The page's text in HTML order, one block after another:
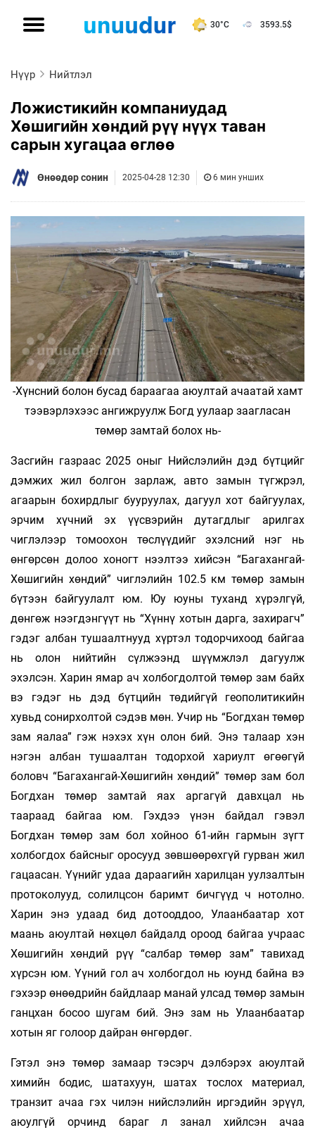
30°C 3593.5$
Нүүр Нийтлэл
Ложистикийн компаниудад
Хөшигийн хөндий рүү нүүх таван
сарын хугацаа өглөө
Өнөөдөр сонин 2025-04-28 12:30 6 мин унших
-Хүнсний болон бусад бараагаа аюултай ачаатай хамт
тээвэрлэхээс ангижруулж Богд уулаар заагласан
төмөр замтай болох нь-
Засгийн газраас 2025 оныг Нийслэлийн дэд бүтцийг
дэмжих жил болгон зарлаж, авто замын түгжрэл,
агаарын бохирдлыг бууруулах, дагуул хот байгуулах,
эрчим хүчний эх үүсвэрийн дутагдлыг арилгах
чиглэлээр томоохон төслүүдийг эхэлсний нэг нь
өнгөрсөн долоо хоногт нээлтээ хийсэн “Багахангай-
Хөшигийн хөндий” чиглэлийн 102.5 км төмөр замын
бүтээн байгуулалт юм. Юу юуны туханд хүрэлгүй,
дөнгөж нээгдэнгүүт нь “Хүннү хотын дарга, захирагч”
гэдэг албан тушаалтнууд хүртэл тодорчихоод байгаа
нь олон нийтийн сүлжээнд шүүмжлэл дагуулж
эхэлсэн. Харин ямар ач холбогдолтой төмөр зам байх
вэ гэдэг нь дэд бүтцийн төдийгүй геополитикийн
хувьд сонирхолтой сэдэв мөн. Учир нь “Богдхан төмөр
зам яалаа” гэж нэхэх хүн олон бий. Энэ талаар хэн
нэгэн албан тушаалтан тодорхой хариулт өгөөгүй
боловч “Багахангай-Хөшигийн хөндий” төмөр зам бол
Богдхан төмөр замтай яах аргагүй давхцал нь
таараад байгаа юм. Гэхдээ үнэн байдал гэвэл
Богдхан төмөр зам бол хойноо 61-ийн гармын зүгт
холбогдох байсныг оросууд зөвшөөрөхгүй гурван жил
гацаасан. Үүнийг удаа дараагийн харилцан уулзалтын
протоколууд, солилцсон баримт бичгүүд ч нотолно.
Харин энэ удаад бид дотооддоо, Улаанбаатар хот
маань аюултай нөхцөл байдалд ороод байгаа учраас
Хөшигийн хөндий рүү “салбар төмөр зам” тавихад
хүрсэн юм. Үүний гол ач холбогдол нь юунд байна вэ
гэхээр өнөөдрийн байдлаар манай улсад төмөр замын
ганцхан босоо шугам бий. Энэ зам нь Улаанбаатар
хотын яг голоор дайран өнгөрдөг.
Гэтэл энэ төмөр замаар тэсэрч дэлбэрэх аюултай
химийн бодис, шатахуун, шатах тослох материал,
транзит ачаа гэх чилэн нийслэлийн иргэдийн эрүүл,
аюулгүй орчинд бараг л занал хийлсэн ачаа